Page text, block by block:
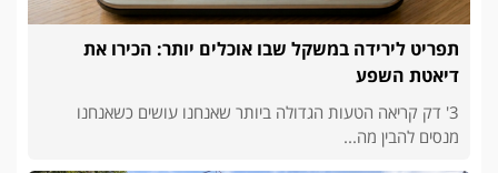
תפריט לירידה במשקל שבו אוכלים יותר: הכירו את
דיאטת השפע
3' דק קריאה הטעות הגדולה ביותר שאנחנו עושים כשאנחנו
מנסים להבין מה...